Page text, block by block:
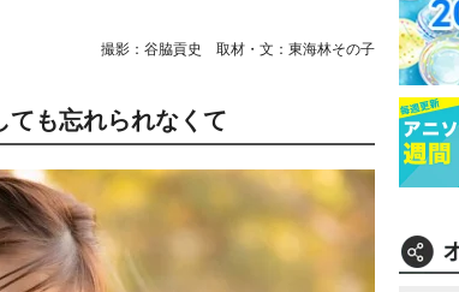
撮影：谷脇貢史 取材・文：東海林その子
も忘れられなくて